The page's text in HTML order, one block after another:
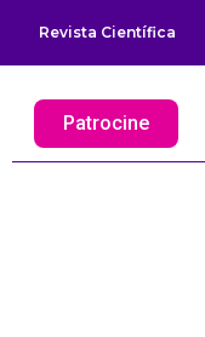
Revista Científica
Patrocine